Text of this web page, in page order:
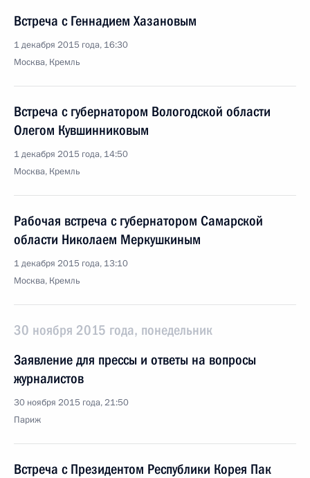
Встреча с Геннадием Хазановым
1 декабря 2015 года, 16:30
Москва, Кремль
Встреча с губернатором Вологодской области
Олегом Кувшинниковым
1 декабря 2015 года, 14:50
Москва, Кремль
Рабочая встреча с губернатором Самарской
области Николаем Меркушкиным
1 декабря 2015 года, 13:10
Москва, Кремль
30 ноября 2015 года, понедельник
Заявление для прессы и ответы на вопросы
журналистов
30 ноября 2015 года, 21:50
Париж
Встреча с Президентом Республики Корея Пак